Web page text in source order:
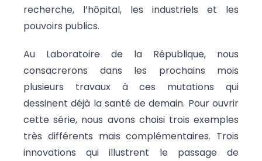
recherche, l’hôpital, les industriels et les
pouvoirs publics.
Au Laboratoire de la République, nous
consacrerons dans les prochains mois
plusieurs travaux à ces mutations qui
dessinent déjà la santé de demain. Pour ouvrir
cette série, nous avons choisi trois exemples
très différents mais complémentaires. Trois
innovations qui illustrent le passage de